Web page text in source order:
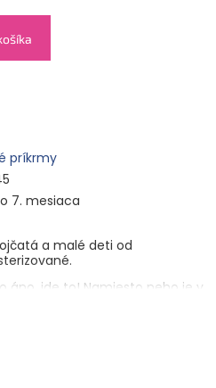
príkrmy
7. mesiaca
a malé deti od
áno, ide to! Namiesto neho je v
z kokosovej dužiny. A je ho v
vanilky. Textúra je vyladená
už mali 7 mesiacov. A